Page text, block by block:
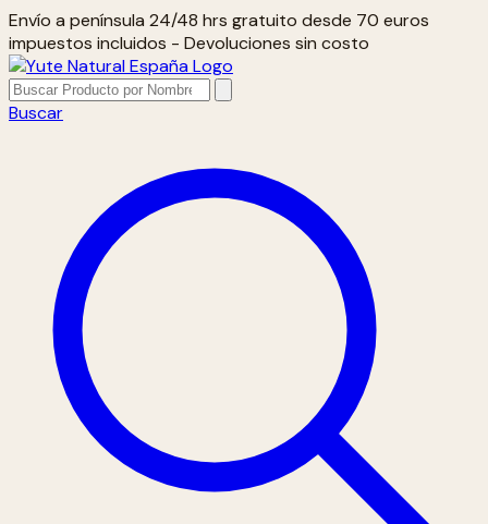
Envío a península 24/48 hrs gratuito desde 70 euros
impuestos incluidos - Devoluciones sin costo
Buscar